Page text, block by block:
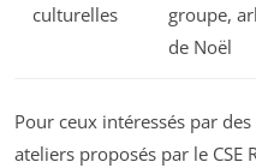
culturelles
groupe,
de Noël
Pour ceux intéressés par
ateliers proposés par le CSE